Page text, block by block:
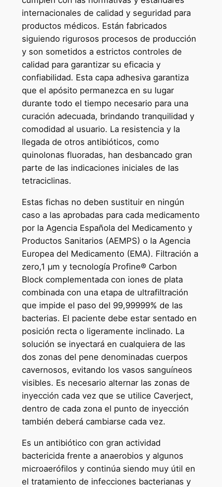
internacionales de calidad y seguridad para
productos médicos. Están fabricados
siguiendo rigurosos procesos de producción
y son sometidos a estrictos controles de
calidad para garantizar su eficacia y
confiabilidad. Esta capa adhesiva garantiza
que el apósito permanezca en su lugar
durante todo el tiempo necesario para una
curación adecuada, brindando tranquilidad y
comodidad al usuario. La resistencia y la
llegada de otros antibióticos, como
quinolonas fluoradas, han desbancado gran
parte de las indicaciones iniciales de las
tetraciclinas.
Estas fichas no deben sustituir en ningún
caso a las aprobadas para cada medicamento
por la Agencia Española del Medicamento y
Productos Sanitarios (AEMPS) o la Agencia
Europea del Medicamento (EMA). Filtración a
zero,1 μm y tecnología Profine® Carbon
Block complementada con iones de plata
combinada con una etapa de ultrafiltración
que impide el paso del 99,99999% de las
bacterias. El paciente debe estar sentado en
posición recta o ligeramente inclinado. La
solución se inyectará en cualquiera de las
dos zonas del pene denominadas cuerpos
cavernosos, evitando los vasos sanguíneos
visibles. Es necesario alternar las zonas de
inyección cada vez que se utilice Caverject,
dentro de cada zona el punto de inyección
también deberá cambiarse cada vez.
Es un antibiótico con gran actividad
bactericida frente a anaerobios y algunos
microaerófilos y continúa siendo muy útil en
el tratamiento de infecciones bacterianas y